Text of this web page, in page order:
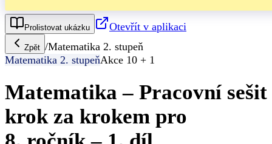
Prolistovat ukázku Otevřít v aplikaci
Zpět /Matematika 2. stupeň
Matematika 2. stupeňAkce 10 + 1
Matematika – Pracovní sešit
krok za krokem pro